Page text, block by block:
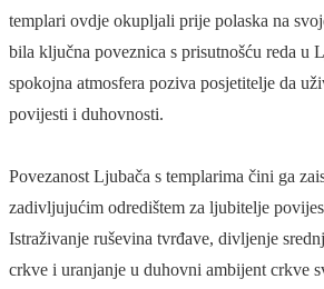
templari ovdje okupljali prije polaska na
bila ključna poveznica s prisutnošću reda u
spokojna atmosfera poziva posjetitelje da
povijesti i duhovnosti.
Povezanost Ljubača s templarima čini ga
zadivljujućim odredištem za ljubitelje
Istraživanje ruševina tvrđave, divljenje
crkve i uranjanje u duhovni ambijent crkve